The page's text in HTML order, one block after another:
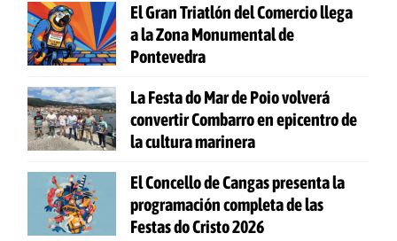
El Gran Triatlón del Comercio llega
a la Zona Monumental de
Pontevedra
La Festa do Mar de Poio volverá
convertir Combarro en epicentro de
la cultura marinera
El Concello de Cangas presenta la
programación completa de las
Festas do Cristo 2026